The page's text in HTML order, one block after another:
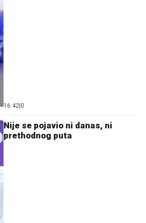
16:42 0
Nije se pojavio ni danas, ni
prethodnog puta